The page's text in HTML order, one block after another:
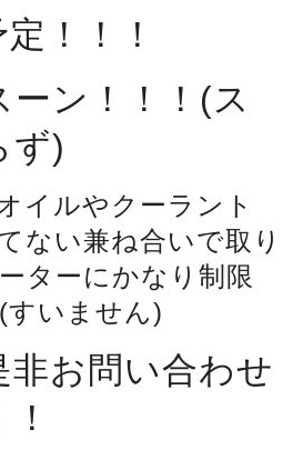
！！！
ーン！！！(ス
ず)
イルやクーラント
ない兼ね合いで取り
ターにかなり制限
いません)
非お問い合わせ